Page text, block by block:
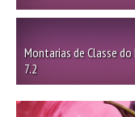
Montarias de Classe
7.2